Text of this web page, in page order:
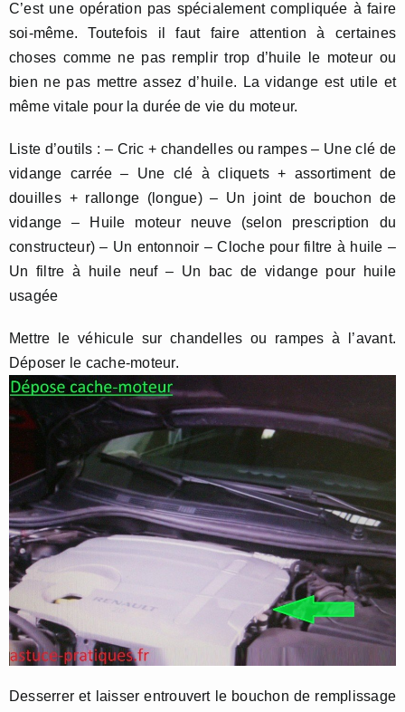
C’est une opération pas spécialement compliquée à faire
soi-même. Toutefois il faut faire attention à certaines
choses comme ne pas remplir trop d’huile le moteur ou
bien ne pas mettre assez d’huile. La vidange est utile et
même vitale pour la durée de vie du moteur.
Liste d’outils : – Cric + chandelles ou rampes – Une clé de
vidange carrée – Une clé à cliquets + assortiment de
douilles + rallonge (longue) – Un joint de bouchon de
vidange – Huile moteur neuve (selon prescription du
constructeur) – Un entonnoir – Cloche pour filtre à huile –
Un filtre à huile neuf – Un bac de vidange pour huile
usagée
Mettre le véhicule sur chandelles ou rampes à l’avant.
Déposer le cache-moteur.
Desserrer et laisser entrouvert le bouchon de remplissage